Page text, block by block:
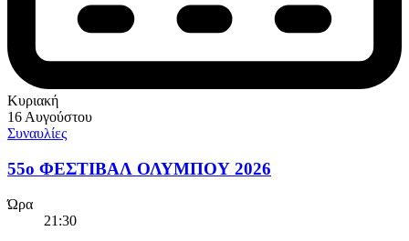
Κυριακή
16 Αυγούστου
Συναυλίες
55ο ΦΕΣΤΙΒΑΛ ΟΛΥΜΠΟΥ 2026
Ώρα
21:30